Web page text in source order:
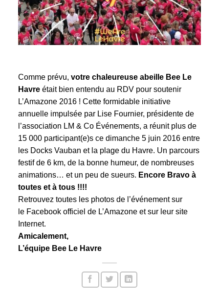
Comme prévu, votre chaleureuse abeille Bee Le
Havre était bien entendu au RDV pour soutenir
L’Amazone 2016 ! Cette formidable initiative
annuelle impulsée par Lise Fournier, présidente de
l’association LM & Co Événements, a réunit plus de
15 000 participant(e)s ce dimanche 5 juin 2016 entre
les Docks Vauban et la plage du Havre. Un parcours
festif de 6 km, de la bonne humeur, de nombreuses
animations… et un peu de sueurs. Encore Bravo à
toutes et à tous !!!!
Retrouvez toutes les photos de l’événement sur
le Facebook officiel de L’Amazone et sur leursite
Internet.
Amicalement,
L’équipe Bee Le Havre